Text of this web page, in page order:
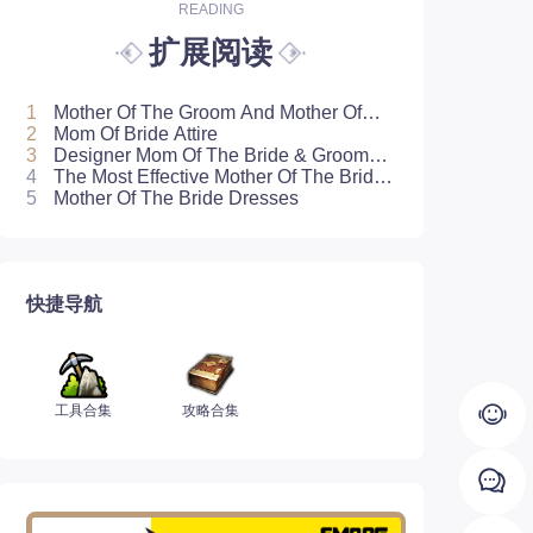
READING
扩展阅读
1
The Bride Attire
2
Mom Of Bride Attire
3
Attire
4
Outfits
5 Mother Of The Bride Dresses
快捷导航
工具合集 攻略合集